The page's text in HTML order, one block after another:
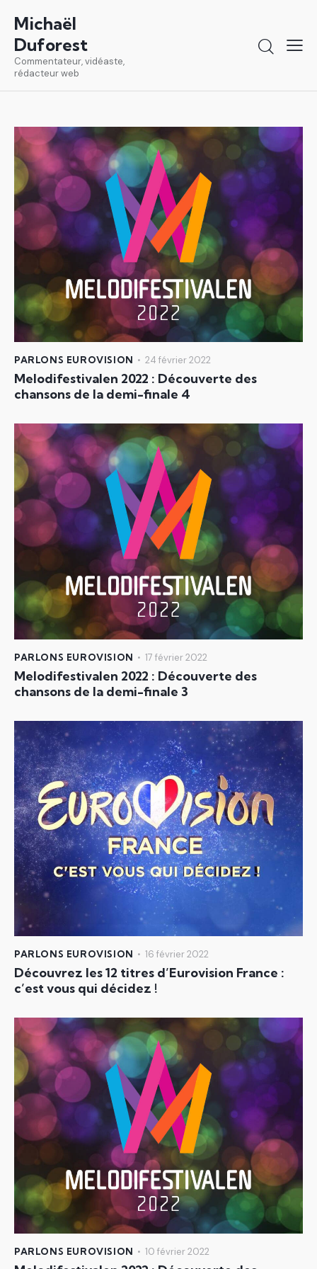
Michaël
Duforest
Commentateur, vidéaste,
rédacteur web
PARLONS EUROVISION 24 février 2022
Melodifestivalen 2022 : Découverte des
chansons de la demi-finale 4
PARLONS EUROVISION 17 février 2022
Melodifestivalen 2022 : Découverte des
chansons de la demi-finale 3
PARLONS EUROVISION 16 février 2022
Découvrez les 12 titres d’Eurovision France :
c’est vous qui décidez !
PARLONS EUROVISION 10 février 2022